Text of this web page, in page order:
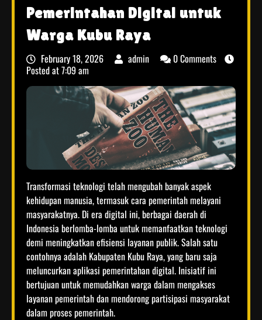
Pemerintahan Digital untuk
Warga Kubu Raya
February 18, 2026 admin
0 Comments
Posted at7:09 am
Transformasi teknologi telah mengubah banyak aspek
kehidupan manusia, termasuk cara pemerintah melayani
masyarakatnya. Di era digital ini, berbagai daerah di
Indonesia berlomba-lomba untuk memanfaatkan teknologi
demi meningkatkan efisiensi layanan publik. Salah satu
contohnya adalah Kabupaten Kubu Raya, yang baru saja
meluncurkan aplikasi pemerintahan digital. Inisiatif ini
bertujuan untuk memudahkan warga dalam mengakses
layanan pemerintah dan mendorong partisipasi masyarakat
dalam proses pemerintah.